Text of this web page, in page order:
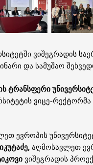
ვიშეგრადის
და სამუშაო
ტრანსფერი
ვიცე-რექტორმა
ევროპის
, აღმოსავლეთ
ვიშეგრადის